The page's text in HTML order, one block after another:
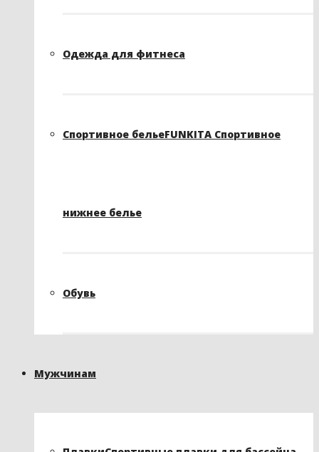
Одежда для фитнеса
Спортивное бельеFUNKITA Спортивное
нижнее белье
Обувь
Мужчинам